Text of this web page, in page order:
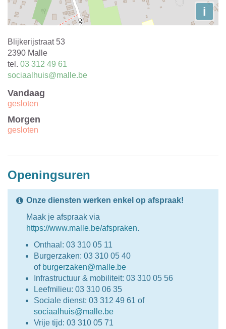
i
Adres
Blijkerijstraat 53
,
2390 Malle
tel. 03 312 49 61
E-
sociaalhuis@malle.be
Vandaag
gesloten
Morgen
gesloten
Openingsuren
Onze diensten werken enkel op afspraak!
Maak je afspraak via
https://www.malle.be/afspraken.
Onthaal: 03 310 05 11
Burgerzaken: 03 310 05 40
of burgerzaken@malle.be
Infrastructuur & mobiliteit: 03 310 05 56
Leefmilieu: 03 310 06 35
Sociale dienst: 03 312 49 61 of
sociaalhuis@malle.be
Vrije tijd: 03 310 05 71